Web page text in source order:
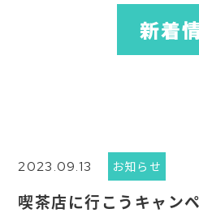
新着
2023.09.13 お知らせ
喫茶店に行こうキャン